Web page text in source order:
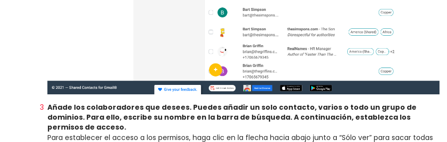
Añade los colaboradores que desees. Puedes añadir un solo contacto, varios o todo un grupo de
dominios. Para ello, escribe su nombre en la barra de búsqueda. A continuación, establezca los
permisos de acceso.
Para establecer el acceso a los permisos, haga clic en la flecha hacia abajo junto a “Sólo ver” para sacar todas